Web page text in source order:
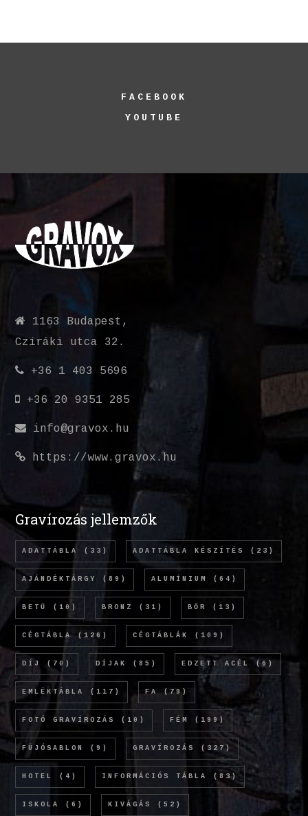
FACEBOOK
YOUTUBE
1163 Budapest,
Cziráki utca 32.
+36 1 403 5696
+36 20 9351 285
info@gravox.hu
https://www.gravox.hu
Gravírozás jellemzők
ADATTÁBLA (33) ADATTÁBLA KÉSZÍTÉS (23)
AJÁNDÉKTÁRGY (89) ALUMÍNIUM (64)
BETŰ (10) BRONZ (31) BŐR (13)
CÉGTÁBLA (126) CÉGTÁBLÁK (109)
DÍJ (70) DÍJAK (85) EDZETT ACÉL (6)
EMLÉKTÁBLA (117) FA (79)
FOTÓ GRAVÍROZÁS (10) FÉM (199)
FÚJÓSABLON (9) GRAVÍROZÁS (327)
HOTEL (4) INFORMÁCIÓS TÁBLA (83)
ISKOLA (6) KIVÁGÁS (52)